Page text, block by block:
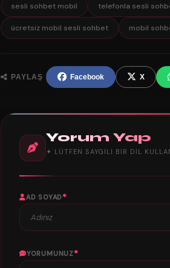
sesli sohbet mobil telefonla sesli
ücretsiz mobil sesli sohbet mobil
PAYLAŞ Facebook X
Yorum Yap
✦ LÜTFEN SAYGILI BIR DIL
AD SOYAD*
YORUMUNUZ*